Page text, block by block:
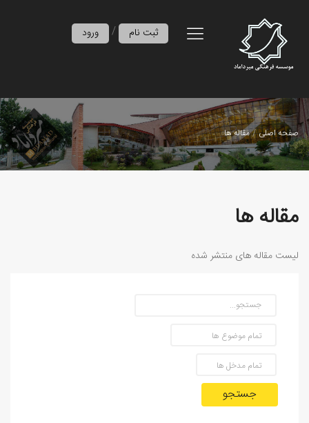
ورود / ثبت نام
صفحه اصلی مقاله ها
مقاله ها
لیست مقاله های منتشر شده
جستجو